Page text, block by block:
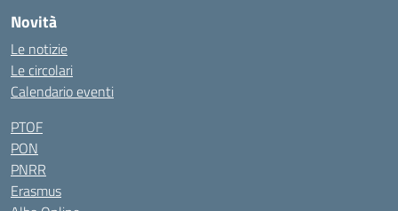
Novità
Le notizie
Le circolari
Calendario eventi
PTOF
PON
PNRR
Erasmus